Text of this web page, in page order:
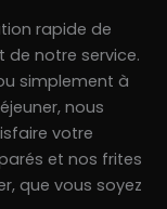
rapide de
notre service.
simplement à
nous
votre
et nos frites
que vous soyez